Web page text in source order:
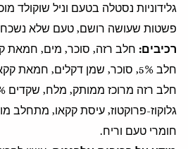
גלידוניות נסטלה בטעם וניל שוקולד
פשטות שעושה רושם, טעם שלא נשכח,
רכיבים: חלב רזה, סוכר, מים, חמאת
גלוקוז-פרוקטוז, עיסת קקאו, מתחלב
חומרי טעם וריח.